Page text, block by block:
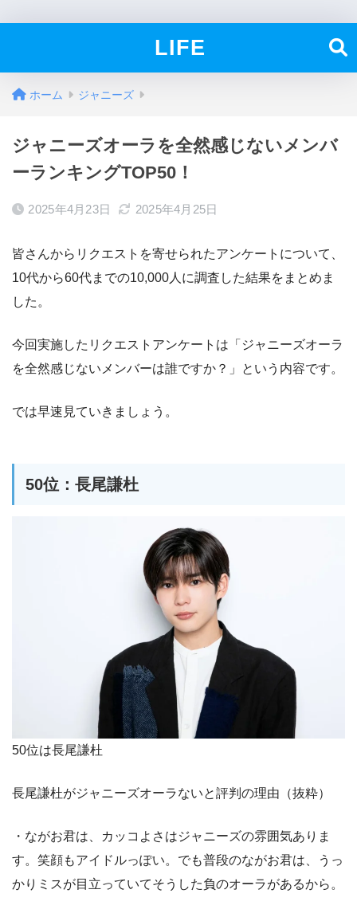
LIFE
ホーム ジャニーズ
ジャニーズオーラを全然感じないメンバ
ーランキングTOP50！
2025年4月23日 2025年4月25日
皆さんからリクエストを寄せられたアンケートについて、
10代から60代までの10,000人に調査した結果をまとめま
した。
今回実施したリクエストアンケートは「ジャニーズオーラ
を全然感じないメンバーは誰ですか？」という内容です。
では早速見ていきましょう。
50位：長尾謙杜
50位は長尾謙杜
長尾謙杜がジャニーズオーラないと評判の理由（抜粋）
・ながお君は、カッコよさはジャニーズの雰囲気ありま
す。笑顔もアイドルっぽい。でも普段のながお君は、うっ
かりミスが目立っていてそうした負のオーラがあるから。